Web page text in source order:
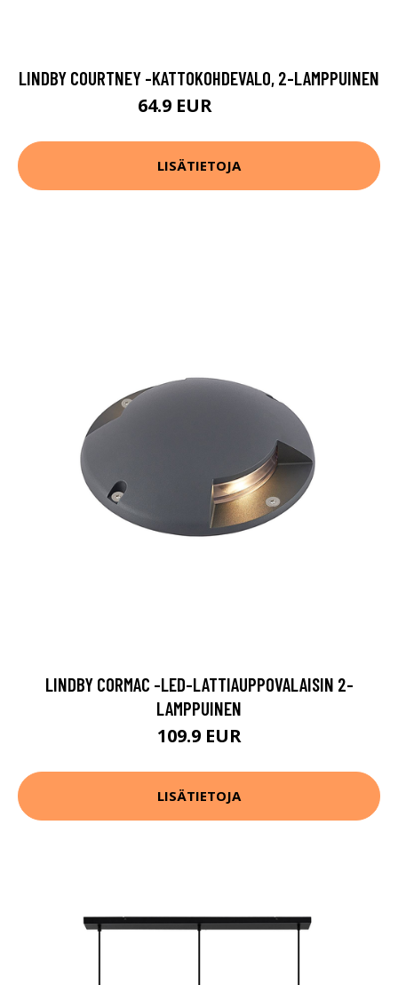
LINDBY COURTNEY -KATTOKOHDEVALO, 2-LAMPPUINEN
64.9 EUR
LISÄTIETOJA
LINDBY CORMAC -LED-LATTIAUPPOVALAISIN 2-
LAMPPUINEN
109.9 EUR
LISÄTIETOJA